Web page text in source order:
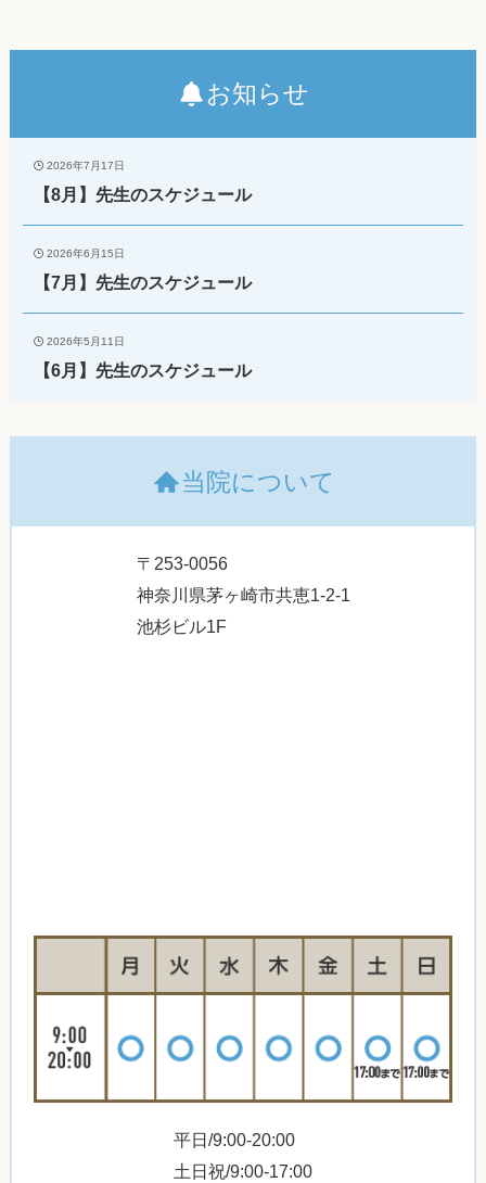
お知らせ
2026年7月17日
【8月】先生のスケジュール
2026年6月15日
【7月】先生のスケジュール
2026年5月11日
【6月】先生のスケジュール
当院について
〒253-0056
神奈川県茅ヶ崎市共恵1-2-1
池杉ビル1F
平日/9:00-20:00
土日祝/9:00-17:00